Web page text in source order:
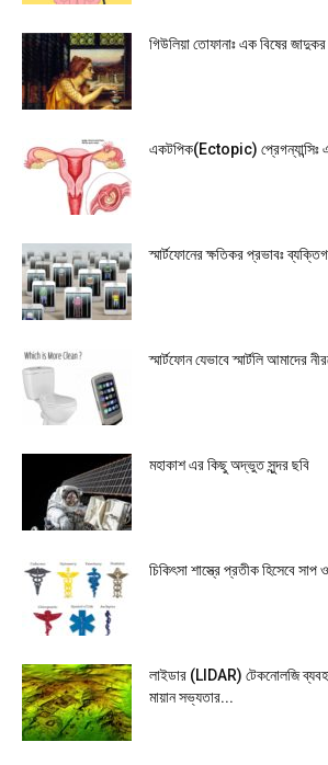
গিউলিয়া তোফানাঃ এক বিষের জাদুকর
একটপিক(Ectopic) প্রেগন্যান্সিঃ
স্মার্টফোনের ক্ষতিকর প্রভাবঃ
স্মার্টফোন যেভাবে স্মার্টলি আমাদের
মহাকাশ এর কিছু অদ্ভুত সুন্দর ছবি
চিকিৎসা শাস্ত্রে প্রতীক হিসেবে
লাইডার (LIDAR) টেকনোলজি
মায়ান সভ্যতার...